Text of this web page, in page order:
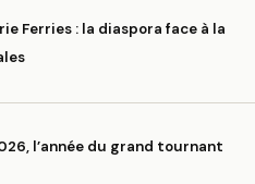
Ferries : la diaspora face à la
l’année du grand tournant